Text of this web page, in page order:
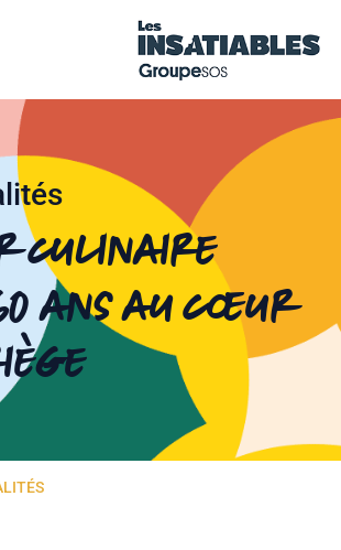
culinaire
ans au cœur